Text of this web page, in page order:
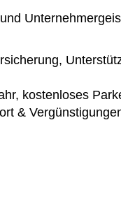
kostenloses
&